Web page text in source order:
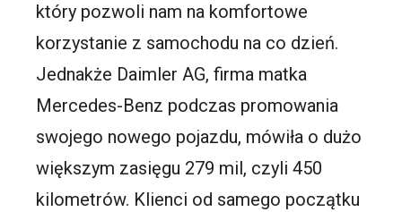
który pozwoli nam na komfortowe
korzystanie z samochodu na co dzień.
Jednakże Daimler AG, firma matka
Mercedes-Benz podczas promowania
swojego nowego pojazdu, mówiła o dużo
większym zasięgu 279 mil, czyli 450
kilometrów. Klienci od samego początku